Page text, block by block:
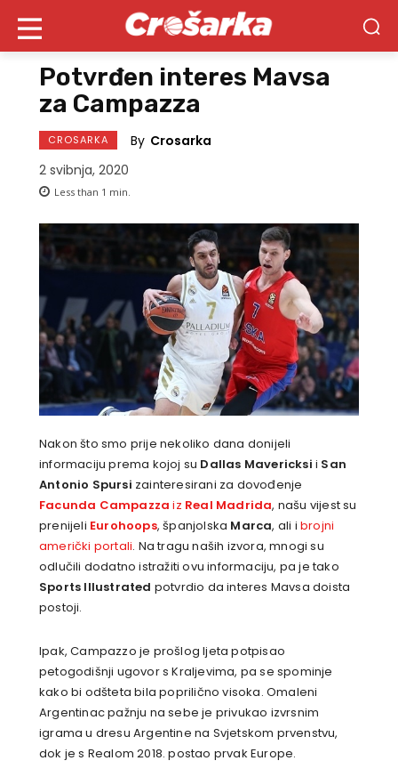
Potvrđen interes Mavsa
za Campazza
CROSARKA By Crosarka
2 svibnja, 2020
Less than 1 min.
Nakon što smo prije nekoliko dana donijeli
informaciju prema kojoj su Dallas Mavericksi i San
Antonio Spursi zainteresirani za dovođenje
Facunda Campazza iz Real Madrida, našu vijest su
prenijeli Eurohoops, španjolska Marca, ali ibrojni
američki portali. Na tragu naših izvora, mnogi su
odlučili dodatno istražiti ovu informaciju, pa je tako
Sports Illustrated potvrdio da interes Mavsa doista
postoji.
Ipak, Campazzo je prošlog ljeta potpisao
petogodišnji ugovor s Kraljevima, pa se spominje
kako bi odšteta bila poprilično visoka. Omaleni
Argentinac pažnju na sebe je privukao izvrsnim
igrama u dresu Argentine na Svjetskom prvenstvu,
dok je s Realom 2018. postao prvak Europe.